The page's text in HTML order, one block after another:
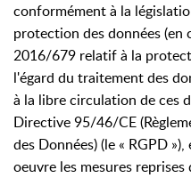
conformément à la
protection des données (en
2016/679 relatif à la
l'égard du traitement des
à la libre circulation de ces
Directive 95/46/CE
des Données) (le « RGPD
oeuvre les mesures